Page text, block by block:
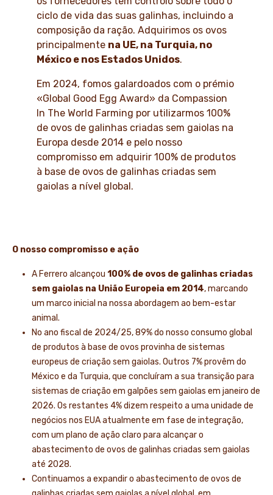
ciclo de vida das suas galinhas, incluindo a
composição da ração. Adquirimos os ovos
principalmente na UE, na Turquia, no
México e nos Estados Unidos.
Em 2024, fomos galardoados com o prémio
«Global Good Egg Award» da Compassion
In The World Farming por utilizarmos 100%
de ovos de galinhas criadas sem gaiolas na
Europa desde 2014 e pelo nosso
compromisso em adquirir 100% de produtos
à base de ovos de galinhas criadas sem
gaiolas a nível global.
O nosso compromisso e ação
A Ferrero alcançou 100% de ovos de galinhas criadas
sem gaiolas na União Europeia em 2014, marcando
um marco inicial na nossa abordagem ao bem-estar
animal.
No ano fiscal de 2024/25, 89% do nosso consumo global
de produtos à base de ovos provinha de sistemas
europeus de criação sem gaiolas. Outros 7% provêm do
México e da Turquia, que concluíram a sua transição para
sistemas de criação em galpões sem gaiolas em janeiro de
2026. Os restantes 4% dizem respeito a uma unidade de
negócios nos EUA atualmente em fase de integração,
com um plano de ação claro para alcançar o
abastecimento de ovos de galinhas criadas sem gaiolas
até 2028.
Continuamos a expandir o abastecimento de ovos de